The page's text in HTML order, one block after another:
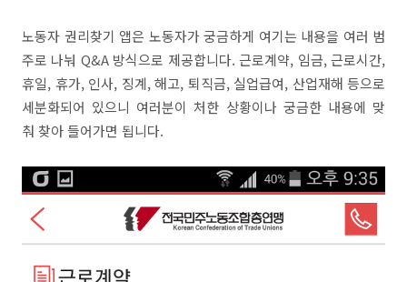
노동자 권리찾기 앱은 노동자가 궁금하게 여기는 내용을 여러 범
주로 나눠 Q&A 방식으로 제공합니다. 근로계약, 임금, 근로시간,
휴일, 휴가, 인사, 징계, 해고, 퇴직금, 실업급여, 산업재해 등으로
세분화되어 있으니 여러분이 처한 상황이나 궁금한 내용에 맞
춰 찾아 들어가면 됩니다.